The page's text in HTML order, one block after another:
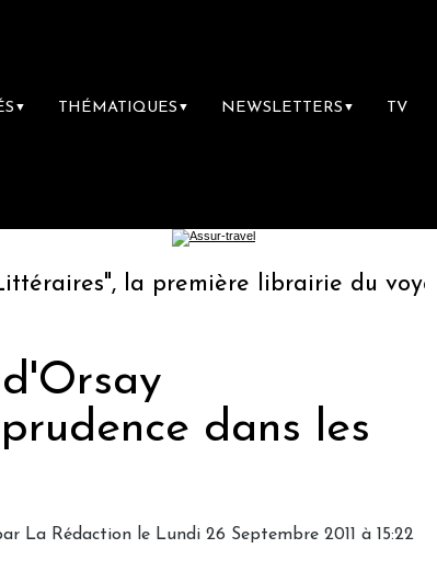
▼ THÉMATIQUES ▼ NEWSLETTERS ▼ TV
la première librairie du voyage
dans les
La Rédaction le Lundi 26 Septembre 2011 à 15:22